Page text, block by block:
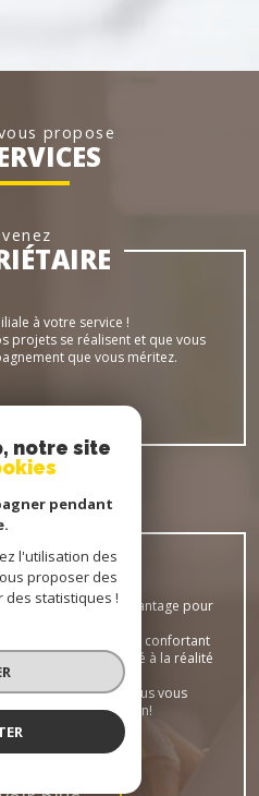
propose
à votre service !
projets se réalisent et que vous
que vous méritez.
plus
BIEN
un véritable avantage pour
bien à vendre, tout en confortant
adapté à la réalité
immobilier.
en ligne et nous vous
compléter l'évaluation!
notre site
pendant
l'utilisation des
proposer des
statistiques !